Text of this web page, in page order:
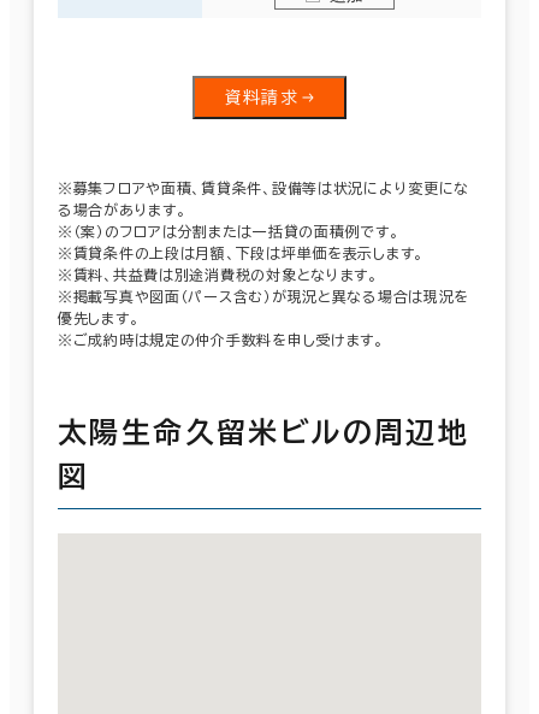
資料請求
※募集フロアや面積、賃貸条件、設備等は状況により変更にな
る場合があります。
※（案）のフロアは分割または一括貸の面積例です。
※賃貸条件の上段は月額、下段は坪単価を表示します。
※賃料、共益費は別途消費税の対象となります。
※掲載写真や図面（パース含む）が現況と異なる場合は現況を
優先します。
※ご成約時は規定の仲介手数料を申し受けます。
太陽生命久留米ビルの周辺地
図